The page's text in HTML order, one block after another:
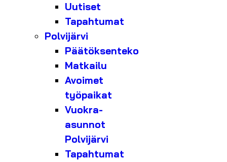
Uutiset
Tapahtumat
Polvijärvi
Päätöksenteko
Matkailu
Avoimet
työpaikat
Vuokra-
asunnot
Polvijärvi
Tapahtumat